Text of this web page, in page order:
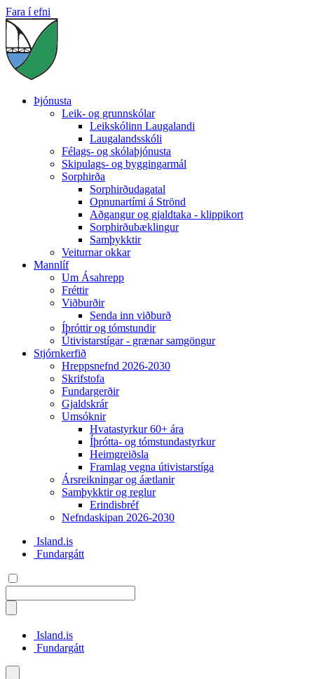
Fara í efni
Þjónusta
Leik- og grunnskólar
Leikskólinn Laugalandi
Laugalandsskóli
Félags- og skólaþjónusta
Skipulags- og byggingarmál
Sorphirða
Sorphirðudagatal
Opnunartími á Strönd
Aðgangur og gjaldtaka - klippikort
Sorphirðubæklingur
Samþykktir
Veiturnar okkar
Mannlíf
Um Ásahrepp
Fréttir
Viðburðir
Senda inn viðburð
Íþróttir og tómstundir
Útivistarstígar - grænar samgöngur
Stjórnkerfið
Hreppsnefnd 2026-2030
Skrifstofa
Fundargerðir
Gjaldskrár
Umsóknir
Hvatastyrkur 60+ ára
Íþrótta- og tómstundastyrkur
Heimgreiðsla
Framlag vegna útivistarstíga
Ársreikningar og áætlanir
Samþykktir og reglur
Erindisbréf
Nefndaskipan 2026-2030
Island.is
Fundargátt
Island.is
Fundargátt